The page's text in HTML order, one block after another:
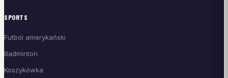
SPORTS
Futbol amerykański
Badminton
Koszykówka